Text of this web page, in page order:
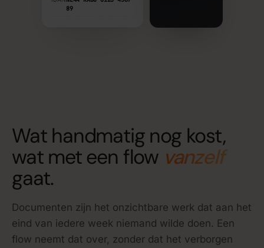
89
Wat handmatig nog kost,
wat met een flow vanzelf
gaat.
Documenten zijn het onzichtbare werk dat aan het
eind van iedere week niemand wilde doen. Een
flow neemt dat over, zonder dat het verborgen